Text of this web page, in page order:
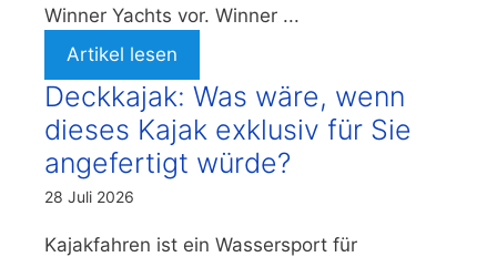
Winner Yachts vor. Winner ...
Artikel lesen
Deckkajak: Was wäre, wenn
dieses Kajak exklusiv für Sie
angefertigt würde?
28 Juli 2026
Kajakfahren ist ein Wassersport für